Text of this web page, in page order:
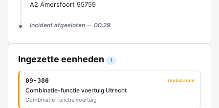
A2 Amersfoort 95759
Incident afgesloten — 00:29
Ingezette eenheden 1
09-380 Ambulance
Combinatie-functie voertuig Utrecht
Combinatie-functie voertuig